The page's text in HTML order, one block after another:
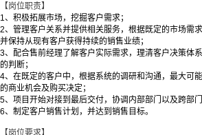
【岗位职责】
1、积极拓展市场，挖掘客户需求；
2、管理客户关系并提供相关服务，根据既定的市场需
并保持从现有客户获得持续的销售业绩；
3、配合售前经理了解客户实际需求，理清客户决策体
的判断；
4、在既定的客户中，根据系统的调研和沟通，最大可
的商业机会及购买决定；
5、项目开始对接到最后交付，协调内部部门以及跨部
6、制定客户销售计划，并达到销售目标。
【岗位要求】